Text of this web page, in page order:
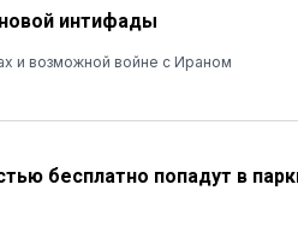
интифады
и возможной войне с Ираном
бесплатно попадут в